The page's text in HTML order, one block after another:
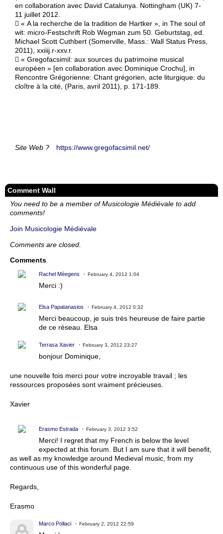
en collaboration avec David Catalunya. Nottingham (UK) 7-
11 juillet 2012.
 « A la recherche de la tradition de Hartker », in The soul of
wit: micro-Festschrift Rob Wegman zum 50. Geburtstag, ed.
Michael Scott Cuthbert (Somerville, Mass.: Wall Status Press,
2011), xxiiij.r-xxv.r.
 « Gregofacsimil: aux sources du patrimoine musical
européen » [en collaboration avec Dominique Crochu], in
Rencontre Grégorienne: Chant grégorien, acte liturgique: du
cloître à la cité, (Paris, avril 2011), p. 171-189.
Site Web ? https://www.gregofacsimil.net/
Comment Wall
You need to be a member of Musicologie Médiévale to add
comments!
Join Musicologie Médiévale
Comments are closed.
Comments
Rachel Méegens February 4, 2012 1:04
Merci :)
Elsa Papatanasios February 4, 2012 0:32
Merci beaucoup, je suis très heureuse de faire partie
de ce réseau. Elsa
Terrasa Xavier February 3, 2012 23:27
bonjour Dominique,
une nouvelle fois merci pour votre incroyable travail ; les
ressources proposées sont vraiment précieuses.
Xavier
Erasmo Estrada February 3, 2012 3:52
Merci! I regret that my French is below the level
expected at this forum. But I am sure that it will benefit,
as well as my knowledge around Medieval music, from my
continuous use of this wonderful page.
Regards,
Erasmo
Marco Pollaci February 2, 2012 22:59